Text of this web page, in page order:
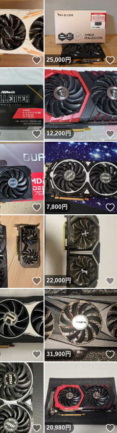
いいね！
25,000円
いいね！
12,200円
いいね！
7,800円
いいね！
22,000円
いいね！
31,900円
いいね！
20,980円